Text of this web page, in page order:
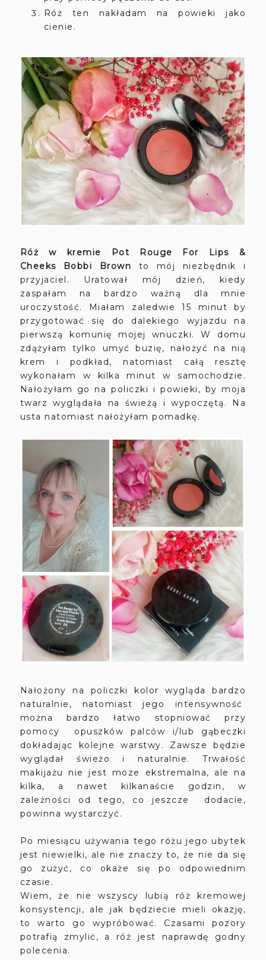
Róż ten nakładam na powieki jako
cienie.
Róż w kremie
Pot Rouge For Lips &
Cheeks
Bobbi Brown to mój niezbędnik i
przyjaciel. Uratował mój dzień, kiedy
zaspałam na bardzo ważną dla mnie
uroczystość. Miałam zaledwie 15 minut by
przygotować się do dalekiego wyjazdu na
pierwszą komunię mojej wnuczki. W domu
zdążyłam tylko umyć buzię, nałożyć na nią
krem i podkład, natomiast całą resztę
wykonałam w kilka minut w samochodzie.
Nałożyłam go na policzki i powieki, by moja
twarz wyglądała na świeżą i wypoczętą. Na
usta natomiast nałożyłam pomadkę.
Nałożony na policzki kolor wygląda bardzo
naturalnie, natomiast jego intensywność
można bardzo łatwo stopniować przy
pomocy opuszków palców i/lub gąbeczki
dokładając kolejne warstwy. Zawsze będzie
wyglądał świeżo i naturalnie. Trwałość
makijażu nie jest moze ekstremalna, ale na
kilka, a nawet kilkanaście godzin, w
zależności od tego, co jeszcze dodacie,
powinna wystarczyć.
Po miesiącu używania tego różu jego ubytek
jest niewielki, ale nie znaczy to, że nie da się
go zużyć, co okaże się po odpowiednim
czasie.
Wiem, że nie wszyscy lubią róż kremowej
konsystencji, ale jak będziecie mieli okazję,
to warto go wypróbować. Czasami pozory
potrafią zmylić, a róż jest naprawdę godny
polecenia.